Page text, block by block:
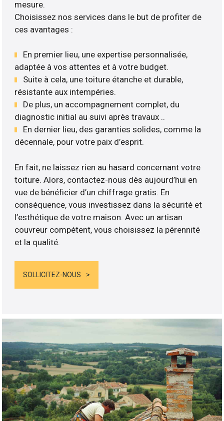
mesure.
Choisissez nos services dans le but de profiter de
ces avantages :
En premier lieu, une expertise personnalisée,
adaptée à vos attentes et à votre budget.
Suite à cela, une toiture étanche et durable,
résistante aux intempéries.
De plus, un accompagnement complet, du
diagnostic initial au suivi après travaux ..
En dernier lieu, des garanties solides, comme la
décennale, pour votre paix d’esprit.
En fait, ne laissez rien au hasard concernant votre
toiture. Alors, contactez-nous dès aujourd’hui en
vue de bénéficier d’un chiffrage gratis. En
conséquence, vous investissez dans la sécurité et
l’esthétique de votre maison. Avec un artisan
couvreur compétent, vous choisissez la pérennité
et la qualité.
SOLLICITEZ-NOUS